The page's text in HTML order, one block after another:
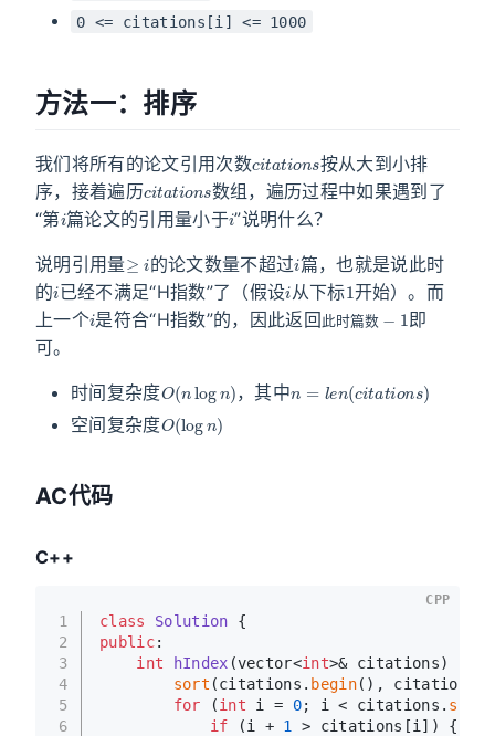
0 <= citations[i] <= 1000
方法一：排序
我们将所有的论文引用次数
按从大到小排
序，接着遍历
citations
数组，遍历过程中如果遇到了
“第 篇论文的引用量小于
i
”说明什么？
说明引用量 的论文数量不超过 篇，也就是说此时
的
i
已经不满足“H指数”了（假设
i
从下标
1
开始）。而
上一个
i
是符合“H指数”的，因此返回 此时 篇 数
此时篇数
−1
即
可。
时间复杂度 ，其中
空间复杂度
O (logn )
AC代码
C++
1
2
3
4
5
6
class Solution {
public:
int
hIndex (vector<int>& citations)
sort (citations. begin(), citations.
for (int i = 0; i < citations. size
if (i + 1
> citations[i]) {
CPP